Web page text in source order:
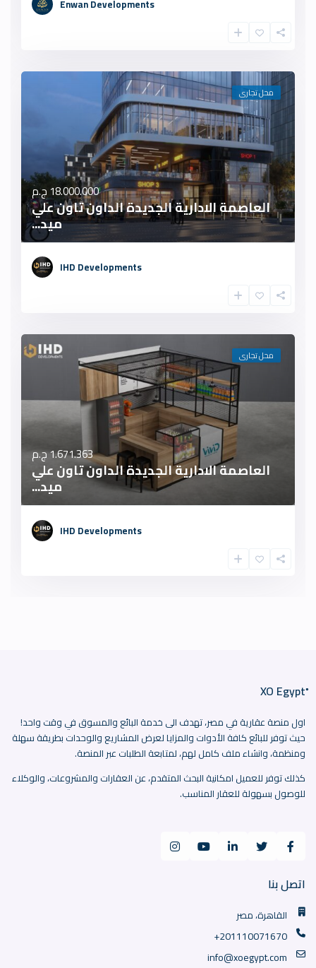
Enwan Developments
محل تجارى
18.000.000 ج.م
العاصمة الادارية الجديدة الداون تاون علي
ميد...
IHD Developments
محل تجارى
1.671.363 ج.م
العاصمة الادارية الجديدة الداون تاون علي
ميد...
IHD Developments
اول منصة عقارية في مصر، تهدف الى خدمة البائع والمسوق في وقت واحد!
حيث توفر للبائع كافة الأدوات والمزايا لعرض المشاريع والوحدات بطريقة سهلة
ومنظمة، وانشاء ملف كامل لهم، لمتابعة الطلبات عبر المنصة.
كذلك توفر للعميل امكانية البحث المتقدم، عن العقارات والمشروعات، والوكلاء
للوصول بسهولة للعقار المناسب.
اتصل بنا
القاهرة، مصر
+201110071670
info@xoegypt.com